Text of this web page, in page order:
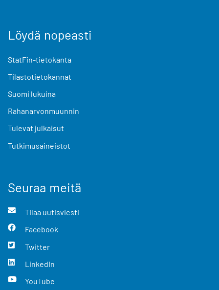
Löydä nopeasti
StatFin-tietokanta
Tilastotietokannat
Suomi lukuina
Rahanarvonmuunnin
Tulevat julkaisut
Tutkimusaineistot
Seuraa meitä
Tilaa uutisviesti
Facebook
Twitter
LinkedIn
YouTube